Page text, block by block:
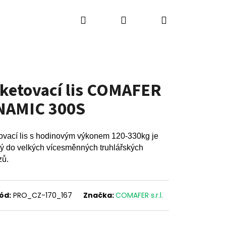
Kontakty Blog
Hledat PřihlášeníNákupní
lis COMAFER
300S
lis s hodinovým výkonem 120-330kg je
do velkých vícesměnných truhlářských
PRO_CZ-170_167 Značka:COMAFER s.r.l.